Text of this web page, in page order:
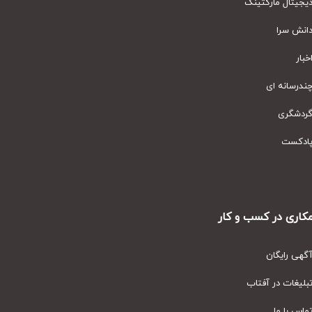
مارکتینگ
سرا
ای
در کسب و کار
رایگان
در آفتاب